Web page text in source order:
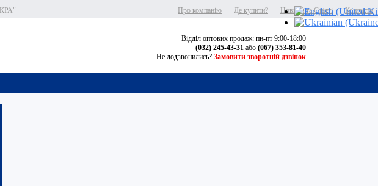
Контакти
Новини та Статті
Де купити?
Про компанію
Відділ оптових продаж: пн-пт 9:00-18:00
(032) 245-43-31 або (067) 353-81-40
Не додзвонились? Замовити зворотній дзвінок